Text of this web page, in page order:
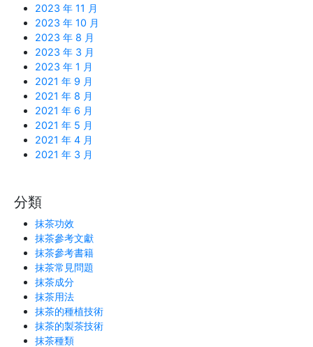
2023 年 11 月
2023 年 10 月
2023 年 8 月
2023 年 3 月
2023 年 1 月
2021 年 9 月
2021 年 8 月
2021 年 6 月
2021 年 5 月
2021 年 4 月
2021 年 3 月
分類
抹茶功效
抹茶參考文獻
抹茶參考書籍
抹茶常見問題
抹茶成分
抹茶用法
抹茶的種植技術
抹茶的製茶技術
抹茶種類